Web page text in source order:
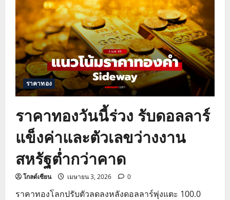
ร่วง
รับ
ดอลลาร์
แข็ง
ค่า
จับตา
ผล
ประชุม
ECB
และ
ตัวเลข
GDP
สหรัฐฯ
ราคาทอง
ราคาทองวันนี้ร่วง รับดอลลาร์
แข็งค่าและตัวเลขว่างงาน
สหรัฐต่ำกว่าคาด
โกลด์เซียน เมษายน 3, 2026 0
ราคาทองโลกปรับตัวลดลงหลังดอลลาร์พุ่งแตะ 100.0